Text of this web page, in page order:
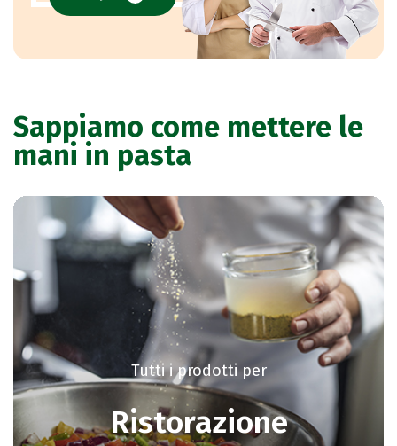
Sappiamo come mettere le
mani in pasta
Tutti i prodotti per
Ristorazione